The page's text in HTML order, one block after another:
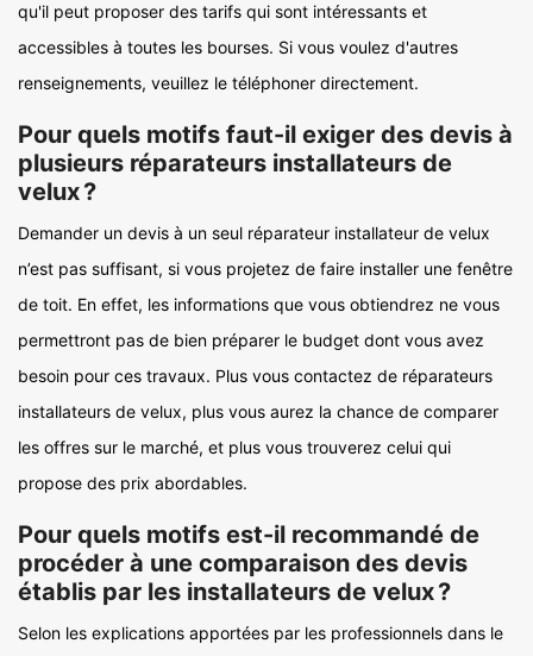
qu'il peut proposer des tarifs qui sont intéressants et
accessibles à toutes les bourses. Si vous voulez d'autres
renseignements, veuillez le téléphoner directement.
Pour quels motifs faut-il exiger des devis à
plusieurs réparateurs installateurs de
velux ?
Demander un devis à un seul réparateur installateur de velux
n’est pas suffisant, si vous projetez de faire installer une fenêtre
de toit. En effet, les informations que vous obtiendrez ne vous
permettront pas de bien préparer le budget dont vous avez
besoin pour ces travaux. Plus vous contactez de réparateurs
installateurs de velux, plus vous aurez la chance de comparer
les offres sur le marché, et plus vous trouverez celui qui
propose des prix abordables.
Pour quels motifs est-il recommandé de
procéder à une comparaison des devis
établis par les installateurs de velux ?
Selon les explications apportées par les professionnels dans le